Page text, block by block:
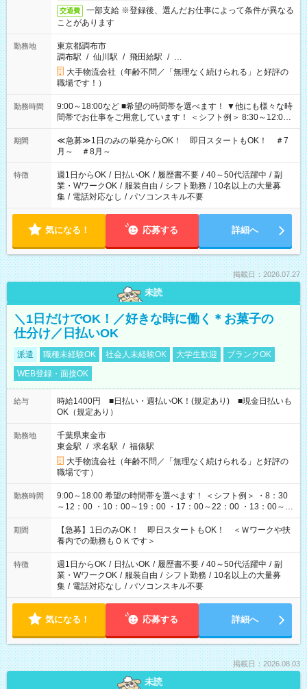
交通費
一部支給 ※登録後、選んだお仕事によって条件が異なる
ことがあります
勤務地
東京都調布市
調布駅 / 仙川駅 / 飛田給駅 / …
大手物流会社（年齢不問／「無理なく続けられる」と好評の
職場です！）
勤務時間
9:00～18:00など ■希望の時間帯を選べます！ ▼他にも様々な時
間帯でお仕事をご用意しています！ ＜シフト例＞ 8:30～12:00
17:00～22:00 13:00～22:00 22:00～翌6:00 など
期間
≪急募≫1日のみの単発からOK！ 即日スタートもOK！ ＃7
月～ ＃8月～
特徴 週1日からOK / 日払いOK / 履歴書不要 / 40～50代活躍中 / 副
業・WワークOK / 服装自由 / シフト勤務 / 10名以上の大量募
集 / 電話対応なし / パソコンスキル不要
気になる！ 応募する 詳細へ
掲載日：2026.07.27
未読
＼1日だけでOK！／好きな時に働く＊お菓子の
仕分け／日払いOK
派遣 職種未経験OK 社会人未経験OK 大学生歓迎
ブランクOK
WEB登録・面接OK
給与
時給1400円 ■日払い・週払いOK！(規定あり) ■現金日払いも
OK（規定あり）
勤務地
千葉県東金市
東金駅 / 求名駅 / 福俵駅
大手物流会社（年齢不問／「無理なく続けられる」と好評の
職場です）
勤務時間
9:00～18:00 希望の時間帯を選べます！ ＜シフト例＞ ・8：30
～12：00 ・10：00～19：00 ・17：00～22：00 ・13：00～
22：00 ・22：00～翌6：00 など
期間
【急募】1日のみOK！ 即日スタートもOK！ ＜Ｗワークや扶
養内での勤務もＯＫです＞
特徴 週1日からOK / 日払いOK / 履歴書不要 / 40～50代活躍中 / 副
業・WワークOK / 服装自由 / シフト勤務 / 10名以上の大量募
集 / 電話対応なし / パソコンスキル不要
気になる！ 応募する 詳細へ
掲載日：2026.08.03
未読